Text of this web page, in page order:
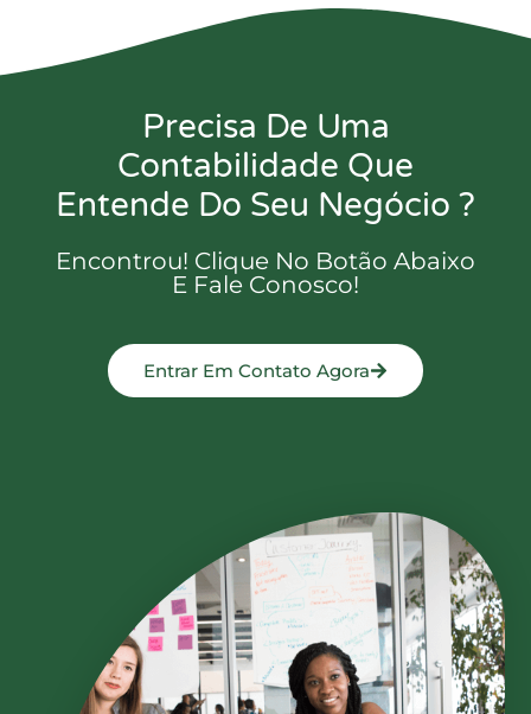
Precisa De Uma
Contabilidade Que
Entende Do Seu Negócio ?
Encontrou! Clique No Botão Abaixo
E Fale Conosco!
Entrar Em Contato Agora